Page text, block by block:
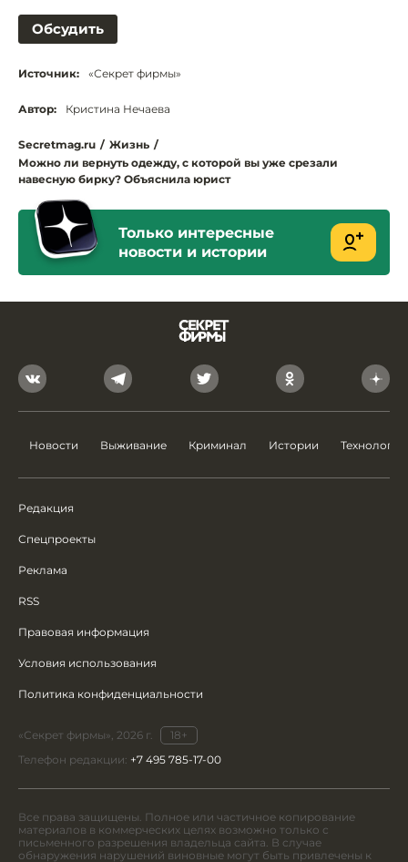
Обсудить
Источник: «Секрет фирмы»
Автор: Кристина Нечаева
Secretmag.ru / Жизнь /
Можно ли вернуть одежду, с которой вы уже срезали
навесную бирку? Объяснила юрист
Только интересные
новости и истории
Новости Выживание Криминал Истории Технологии
Редакция
Спецпроекты
Реклама
RSS
Правовая информация
Условия использования
Политика конфиденциальности
«Секрет фирмы», 2026 г.
18+
Телефон редакции: +7 495 785-17-00
Все права защищены. Полное или частичное копирование
материалов в коммерческих целях возможно только с
письменного разрешения владельца сайта. В случае
обнаружения нарушений виновные могут быть привлечены к